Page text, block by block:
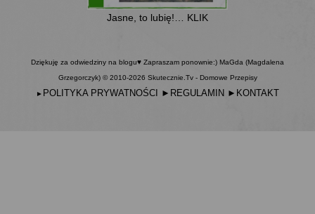
Jasne, to lubię!… KLIK
Dziękuję za odwiedziny na blogu♥ Zapraszam ponownie:) MaGda (Magdalena
Grzegorczyk) © 2010-2026 Skutecznie.Tv - Domowe Przepisy
► POLITYKA PRYWATNOŚCI ► REGULAMIN ► KONTAKT